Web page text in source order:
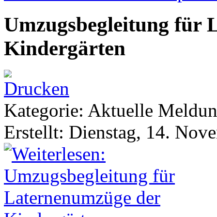
Umzugsbegleitung für
Kindergärten
Kategorie: Aktuelle
Erstellt: Dienstag, 14.